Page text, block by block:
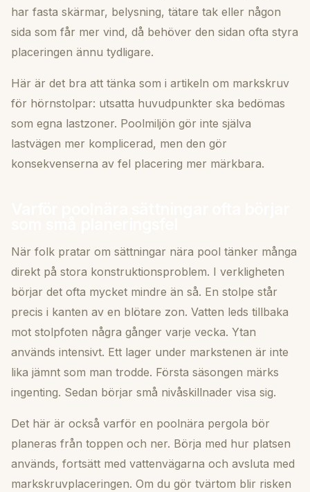
har fasta skärmar, belysning, tätare tak eller någon
sida som får mer vind, då behöver den sidan ofta styra
placeringen ännu tydligare.
Här är det bra att tänka som i artikeln om markskruv
för hörnstolpar: utsatta huvudpunkter ska bedömas
som egna lastzoner. Poolmiljön gör inte själva
lastvägen mer komplicerad, men den gör
konsekvenserna av fel placering mer märkbara.
När folk pratar om sättningar nära pool tänker många
direkt på stora konstruktionsproblem. I verkligheten
börjar det ofta mycket mindre än så. En stolpe står
precis i kanten av en blötare zon. Vatten leds tillbaka
mot stolpfoten några gånger varje vecka. Ytan
används intensivt. Ett lager under markstenen är inte
lika jämnt som man trodde. Första säsongen märks
ingenting. Sedan börjar små nivåskillnader visa sig.
Det här är också varför en poolnära pergola bör
planeras från toppen och ner. Börja med hur platsen
används, fortsätt med vattenvägarna och avsluta med
markskruvplaceringen. Om du gör tvärtom blir risken